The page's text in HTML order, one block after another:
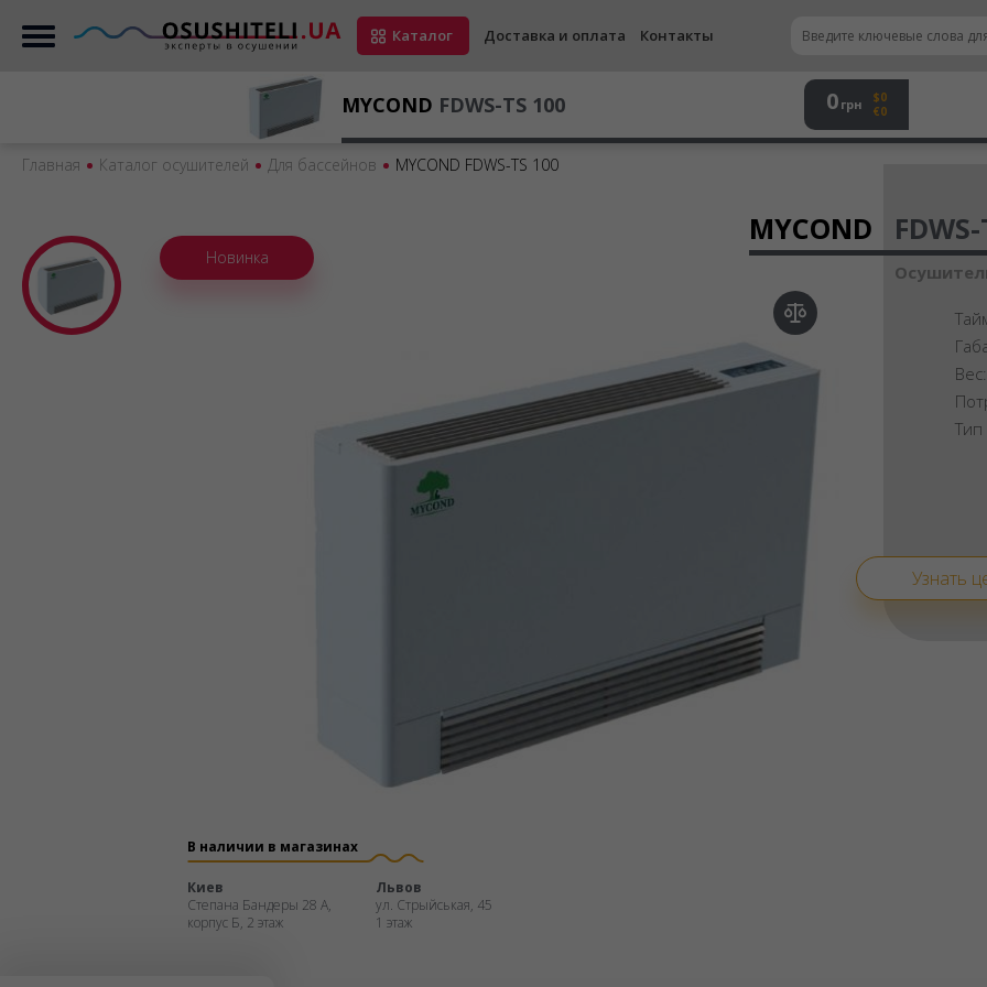
Каталог Доставка и оплата Контакты
Главная Каталог осушителей Для бассейнов MYCOND FDWS-TS 100
MYCOND FDWS-TS 100 0 грн
$0
€0
Новинка
MYCOND
Узнать
В наличии в магазинах
Киев
Степана Бандеры 28 А,
корпус Б, 2 этаж
Львов
ул. Стрыйськая, 45
1 этаж